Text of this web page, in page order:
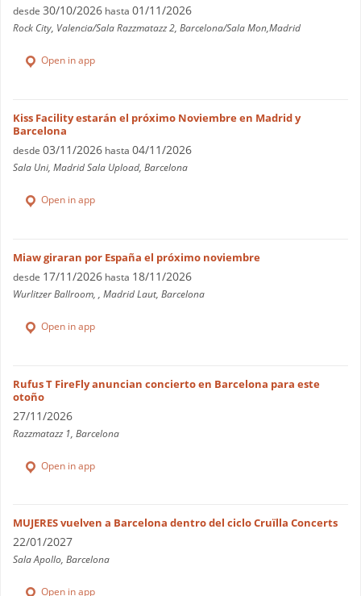
desde 30/10/2026 hasta 01/11/2026
Rock City, Valencia/Sala Razzmatazz 2, Barcelona/Sala Mon,Madrid
Open in app
Kiss Facility estarán el próximo Noviembre en Madrid y
Barcelona
desde 03/11/2026 hasta 04/11/2026
Sala Uni, Madrid Sala Upload, Barcelona
Open in app
Miaw giraran por España el próximo noviembre
desde 17/11/2026 hasta 18/11/2026
Wurlitzer Ballroom, , Madrid Laut, Barcelona
Open in app
Rufus T FireFly anuncian concierto en Barcelona para este
otoño
27/11/2026
Razzmatazz 1, Barcelona
Open in app
MUJERES vuelven a Barcelona dentro del ciclo Cruïlla Concerts
22/01/2027
Sala Apollo, Barcelona
Open in app